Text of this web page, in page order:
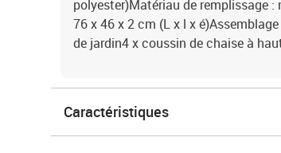
polyester)Matériau de remplissage
76 x 46 x 2 cm (L x l x
de jardin4 x coussin de chaise à
Caractéristiques